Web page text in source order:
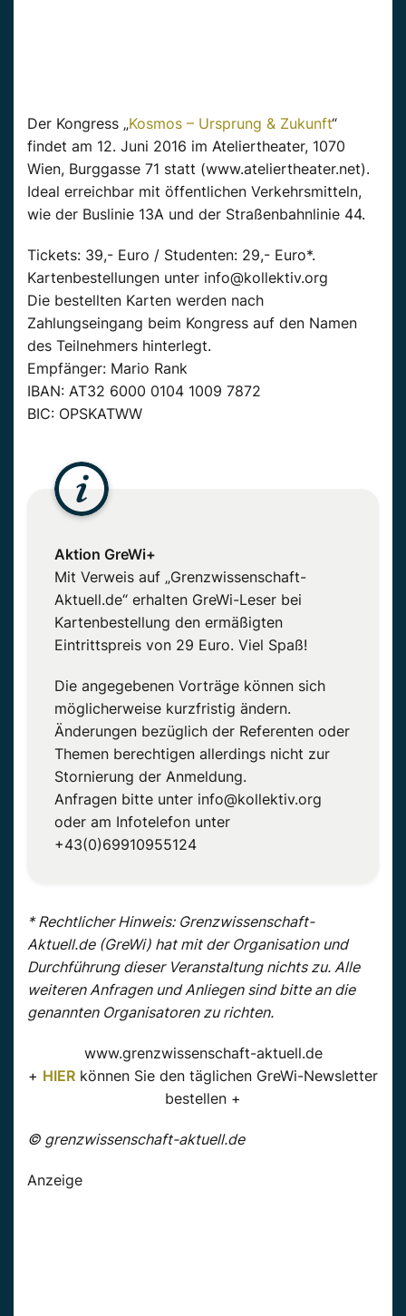
Der Kongress „Kosmos – Ursprung & Zukunft“
findet am 12. Juni 2016 im Ateliertheater, 1070
Wien, Burggasse 71 statt (www.ateliertheater.net).
Ideal erreichbar mit öffentlichen Verkehrsmitteln,
wie der Buslinie 13A und der Straßenbahnlinie 44.
Tickets: 39,- Euro / Studenten: 29,- Euro*.
Kartenbestellungen unter info@kollektiv.org
Die bestellten Karten werden nach
Zahlungseingang beim Kongress auf den Namen
des Teilnehmers hinterlegt.
Empfänger: Mario Rank
IBAN: AT32 6000 0104 1009 7872
BIC: OPSKATWW
Aktion GreWi+
Mit Verweis auf „Grenzwissenschaft-
Aktuell.de“ erhalten GreWi-Leser bei
Kartenbestellung den ermäßigten
Eintrittspreis von 29 Euro. Viel Spaß!
Die angegebenen Vorträge können sich
möglicherweise kurzfristig ändern.
Änderungen bezüglich der Referenten oder
Themen berechtigen allerdings nicht zur
Stornierung der Anmeldung.
Anfragen bitte unter info@kollektiv.org
oder am Infotelefon unter
+43(0)69910955124
* Rechtlicher Hinweis: Grenzwissenschaft-
Aktuell.de (GreWi) hat mit der Organisation und
Durchführung dieser Veranstaltung nichts zu. Alle
weiteren Anfragen und Anliegen sind bitte an die
genannten Organisatoren zu richten.
www.grenzwissenschaft-aktuell.de
+ HIER können Sie den täglichen GreWi-Newsletter
bestellen +
© grenzwissenschaft-aktuell.de
Anzeige